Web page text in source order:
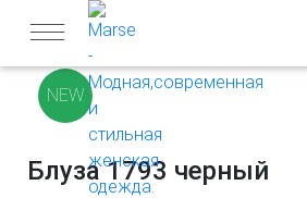
NEW
Блуза 1793 черный